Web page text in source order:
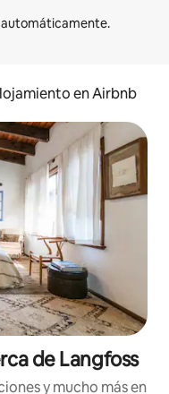
en Airbnb
de Langfoss
y mucho más en